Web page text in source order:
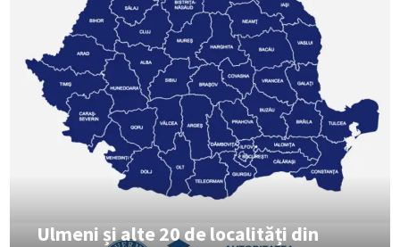
Ulmeni și alte 20 de localități din